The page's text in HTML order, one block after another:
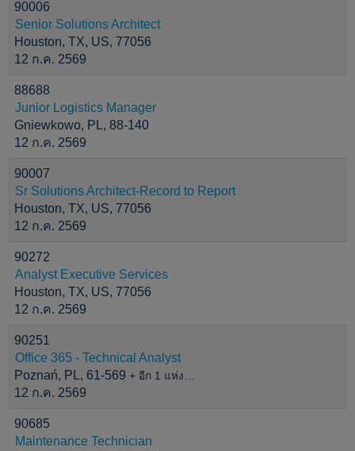
90006
Senior Solutions Architect
Houston, TX, US, 77056
12 ก.ค. 2569
88688
Junior Logistics Manager
Gniewkowo, PL, 88-140
12 ก.ค. 2569
90007
Sr Solutions Architect-Record to Report
Houston, TX, US, 77056
12 ก.ค. 2569
90272
Analyst Executive Services
Houston, TX, US, 77056
12 ก.ค. 2569
90251
Office 365 - Technical Analyst
Poznań, PL, 61-569 + อีก 1 แห่ง…
12 ก.ค. 2569
90685
Maintenance Technician